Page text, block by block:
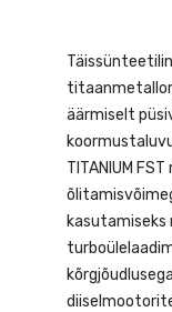
äärmiselt
TITANIUM
kasutamiseks